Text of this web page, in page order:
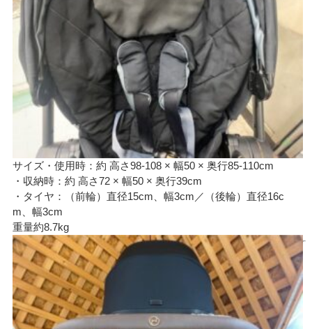
サイズ・使用時：約 高さ98-108 × 幅50 × 奥行85-110cm
・収納時：約 高さ72 × 幅50 × 奥行39cm
・タイヤ：（前輪）直径15cm、幅3cm／（後輪）直径16c
m、幅3cm
重量約8.7kg